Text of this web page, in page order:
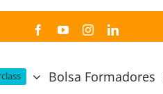
Bolsa Formadores